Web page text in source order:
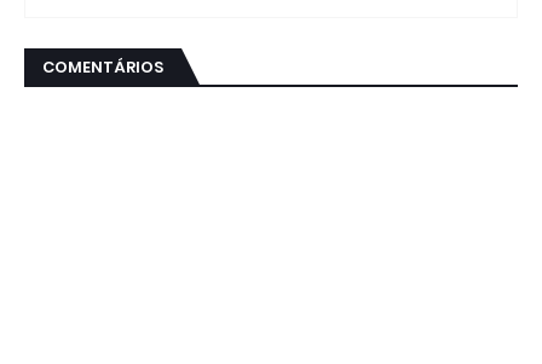
COMENTÁRIOS